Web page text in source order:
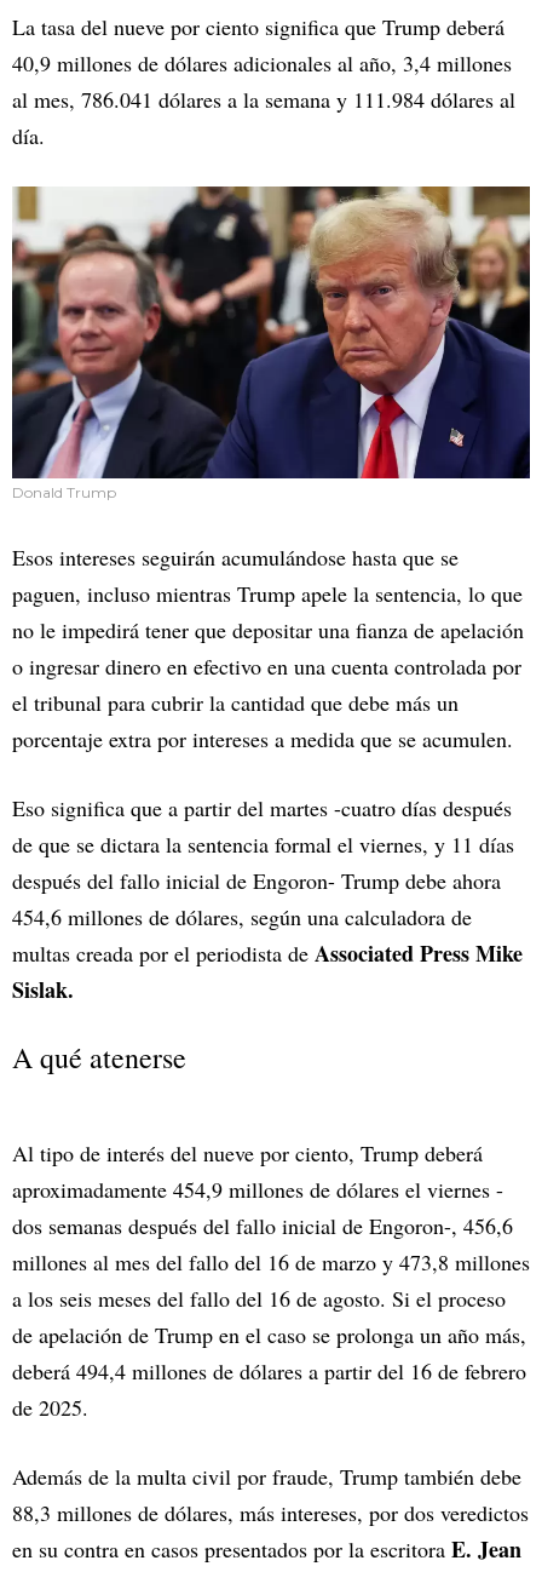
La tasa del nueve por ciento significa que Trump deberá
40,9 millones de dólares adicionales al año, 3,4 millones
al mes, 786.041 dólares a la semana y 111.984 dólares al
día.
Donald Trump
Esos intereses seguirán acumulándose hasta que se
paguen, incluso mientras Trump apele la sentencia, lo que
no le impedirá tener que depositar una fianza de apelación
o ingresar dinero en efectivo en una cuenta controlada por
el tribunal para cubrir la cantidad que debe más un
porcentaje extra por intereses a medida que se acumulen.
Eso significa que a partir del martes -cuatro días después
de que se dictara la sentencia formal el viernes, y 11 días
después del fallo inicial de Engoron- Trump debe ahora
454,6 millones de dólares, según una calculadora de
multas creada por el periodista de Associated Press Mike
Sislak.
A qué atenerse
Al tipo de interés del nueve por ciento, Trump deberá
aproximadamente 454,9 millones de dólares el viernes -
dos semanas después del fallo inicial de Engoron-, 456,6
millones al mes del fallo del 16 de marzo y 473,8 millones
a los seis meses del fallo del 16 de agosto. Si el proceso
de apelación de Trump en el caso se prolonga un año más,
deberá 494,4 millones de dólares a partir del 16 de febrero
de 2025.
Además de la multa civil por fraude, Trump también debe
88,3 millones de dólares, más intereses, por dos veredictos
en su contra en casos presentados por la escritora E. Jean